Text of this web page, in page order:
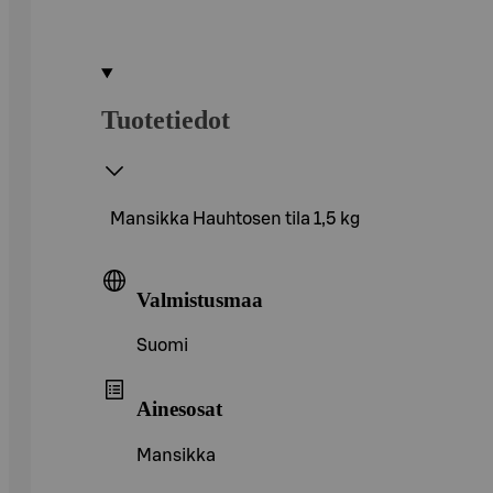
Tuotetiedot
Mansikka Hauhtosen tila 1,5 kg
Valmistusmaa
Suomi
Ainesosat
Mansikka